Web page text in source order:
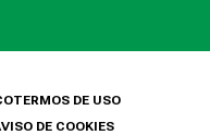
TERMOS DE USO
DE COOKIES